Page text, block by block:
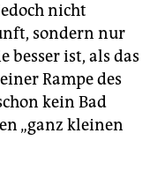
nicht
sondern nur
besser ist, als das
Rampe des
kein Bad
„ganz kleinen